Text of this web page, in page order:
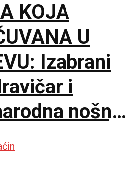
KOJA
U
Izabrani
i
nošnja
trubača